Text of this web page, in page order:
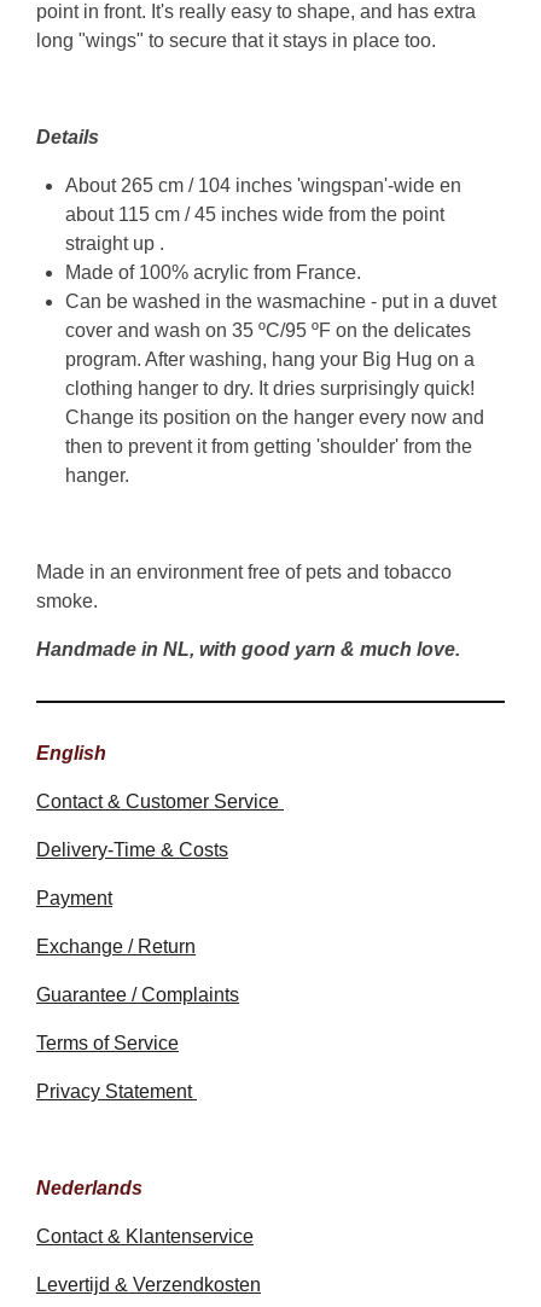
point in front. It's really easy to shape, and has extra
long "wings" to secure that it stays in place too.
Details
About 265 cm / 104 inches 'wingspan'-wide en
about 115 cm / 45 inches wide from the point
straight up .
Made of 100% acrylic from France.
Can be washed in the wasmachine - put in a duvet
cover and wash on 35 ºC/95 ºF on the delicates
program. After washing, hang your Big Hug on a
clothing hanger to dry. It dries surprisingly quick!
Change its position on the hanger every now and
then to prevent it from getting 'shoulder' from the
hanger.
Made in an environment free of pets and tobacco
smoke.
Handmade in NL, with good yarn & much love.
English
Contact & Customer Service
Delivery-Time & Costs
Payment
Exchange / Return
Guarantee / Complaints
Terms of Service
Privacy Statement
Nederlands
Contact & Klantenservice
Levertijd & Verzendkosten